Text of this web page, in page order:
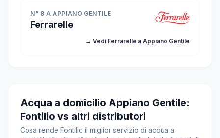
N° 8 A APPIANO GENTILE
Ferrarelle
→ Vedi Ferrarelle a Appiano Gentile
Acqua a domicilio Appiano Gentile:
Fontilio vs altri distributori
Cosa rende Fontilio il miglior servizio di acqua a